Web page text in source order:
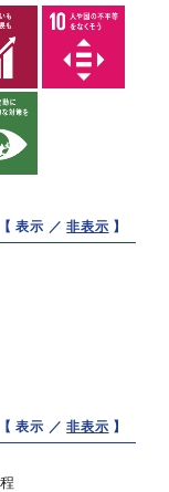
【 表示 ／非表示 】
【 表示 ／非表示 】